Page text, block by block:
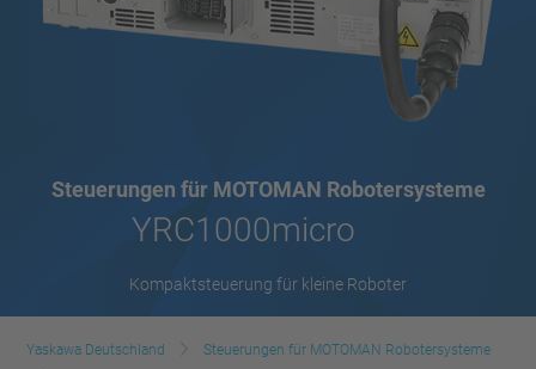
Steuerungen für MOTOMAN Robotersysteme
YRC1000micro
Kompaktsteuerung für kleine Roboter
Yaskawa Deutschland
Steuerungen für MOTOMAN Robotersysteme